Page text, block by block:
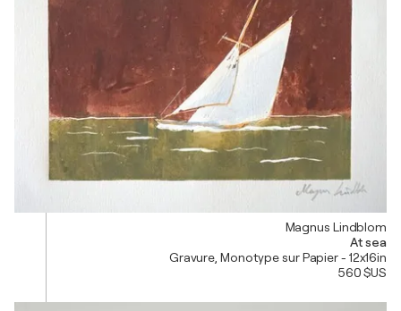
Magnus Lindblom
At sea
Gravure, Monotype sur Papier - 12x16in
560 $US